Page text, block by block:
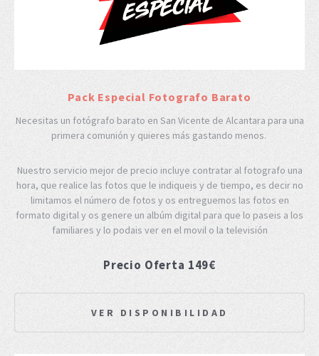
Pack Especial Fotografo Barato
Necesitas un fotógrafo barato en San Vicente de Alcantara para una
primera comunión y quieres más gastando menos.
Nuestro servicio mejor de precio incluye contratar al fotografo una
hora, que realice las fotos que le indiqueis y de tiempo, es decir no
limitamos el número de fotos y os entreguemos las fotos en
formato digital y os genere un albúm digital para que lo paseis a los
familiares y lo podais ver en el movil o la televisión
Precio Oferta 149€
VER DISPONIBILIDAD